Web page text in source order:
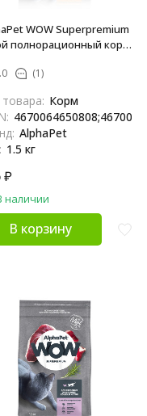
WOW Superpremium
полнорационный корм
кошек и
- 1,5 кг
(1)
Корм
AlphaPet
1.5 кг
₽
наличии
В корзину